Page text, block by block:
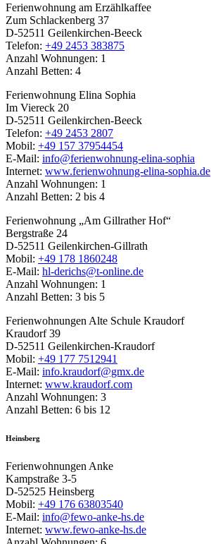
Ferienwohnung am Erzählkaffee
Zum Schlackenberg 37
D-52511 Geilenkirchen-Beeck
Telefon: +49 2453 383875
Anzahl Wohnungen: 1
Anzahl Betten: 4
Ferienwohnung Elina Sophia
Im Viereck 20
D-52511 Geilenkirchen-Beeck
Telefon: +49 2453 2807
Mobil: +49 157 37954454
E-Mail: info@ferienwohnung-elina-sophia
Internet: www.ferienwohnung-elina-sophia.de
Anzahl Wohnungen: 1
Anzahl Betten: 2 bis 4
Ferienwohnung „Am Gillrather Hof“
Bergstraße 24
D-52511 Geilenkirchen-Gillrath
Mobil: +49 178 1860248
E-Mail: hl-derichs@t-online.de
Anzahl Wohnungen: 1
Anzahl Betten: 3 bis 5
Ferienwohnungen Alte Schule Kraudorf
Kraudorf 39
D-52511 Geilenkirchen-Kraudorf
Mobil: +49 177 7512941
E-Mail: info.kraudorf@gmx.de
Internet: www.kraudorf.com
Anzahl Wohnungen: 3
Anzahl Betten: 6 bis 12
Heinsberg
Ferienwohnungen Anke
Kampstraße 3-5
D-52525 Heinsberg
Mobil: +49 176 63803540
E-Mail: info@fewo-anke-hs.de
Internet: www.fewo-anke-hs.de